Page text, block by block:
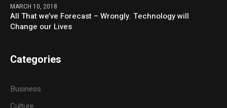
MARCH 10, 2018
All That we’ve Forecast – Wrongly. Technology will
Change our Lives
Categories
Business